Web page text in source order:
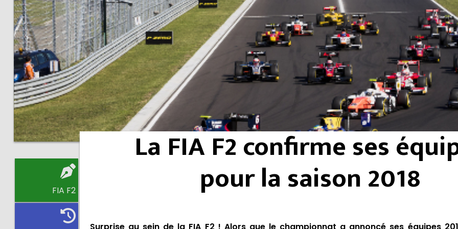
FIA F2
La FIA F2 confirme ses
pour la saison 2018